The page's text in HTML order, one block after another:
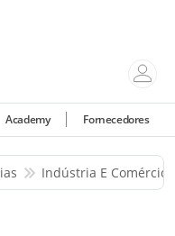
Academy Fornecedores
Indústria E Comércio